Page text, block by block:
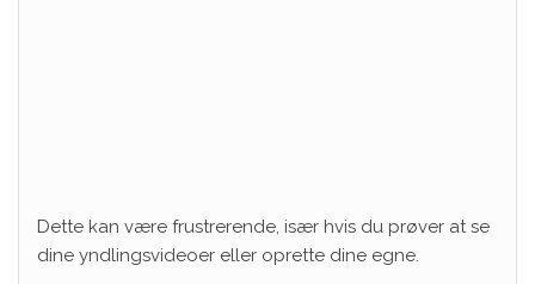
Dette kan være frustrerende, især hvis du prøver at se
dine yndlingsvideoer eller oprette dine egne.